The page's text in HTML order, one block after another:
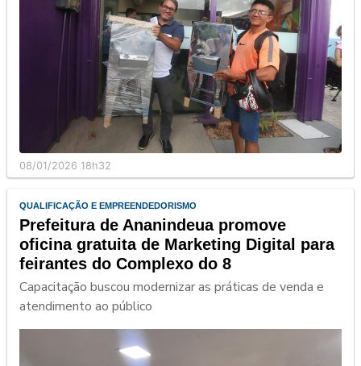
08/01/2026 18h32
QUALIFICAÇÃO E EMPREENDEDORISMO
Prefeitura de Ananindeua promove
oficina gratuita de Marketing Digital para
feirantes do Complexo do 8
Capacitação buscou modernizar as práticas de venda e
atendimento ao público